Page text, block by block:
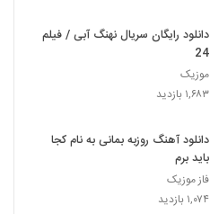
دانلود رایگان سریال نهنگ آبی / فیلم
24
موزیک
۱,۶۸۳ بازدید
دانلود آهنگ روزبه بمانی به نام کجا
باید برم
فاز موزیک
۱,۰۷۴ بازدید